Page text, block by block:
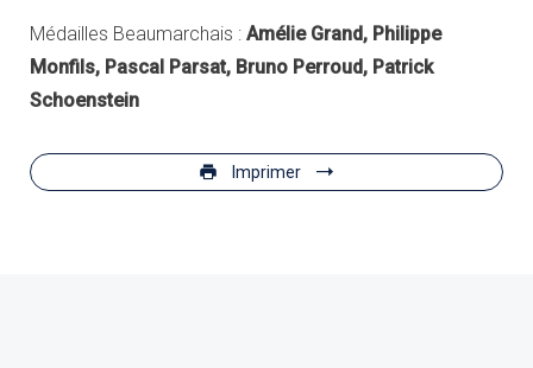
Médailles Beaumarchais : Amélie Grand, Philippe
Monfils, Pascal Parsat, Bruno Perroud, Patrick
Schoenstein
Imprimer